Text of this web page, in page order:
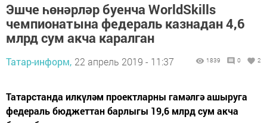
Эшче һөнәрләр буенча WorldSkills
чемпионатына федераль казнадан 4,6
млрд сум акча каралган
Татар-информ, 22 апрель 2019 - 11:37 1839 0 2
Татарстанда илкүләм проектларны гамәлгә ашыруга
федераль бюджеттан барлыгы 19,6 млрд сум акча